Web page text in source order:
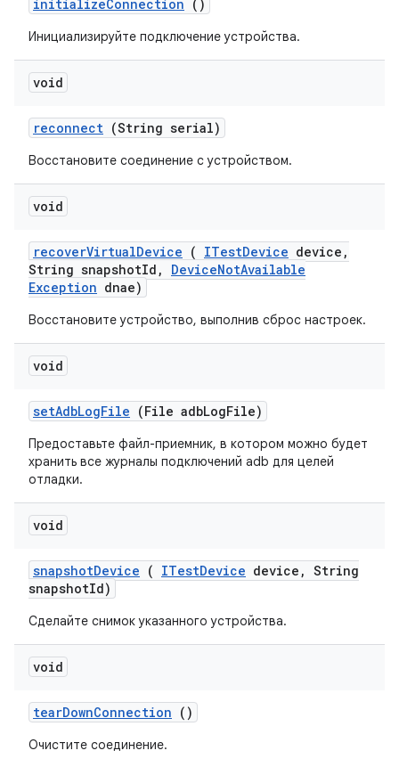
initializeConnection ()
Инициализируйте подключение устройства.
void
reconnect (String serial)
Восстановите соединение с устройством.
void
recoverVirtualDevice ( ITestDevice device ,
String snapshotId , DeviceNotAvailable
Exception dnae)
Восстановите устройство, выполнив сброс настроек.
void
setAdbLogFile (File adbLogFile)
Предоставьте файл-приемник, в котором можно будет
хранить все журналы подключений adb для целей
отладки.
void
snapshotDevice ( ITestDevice device , String
snapshotId)
Сделайте снимок указанного устройства.
void
tearDownConnection ()
Очистите соединение.